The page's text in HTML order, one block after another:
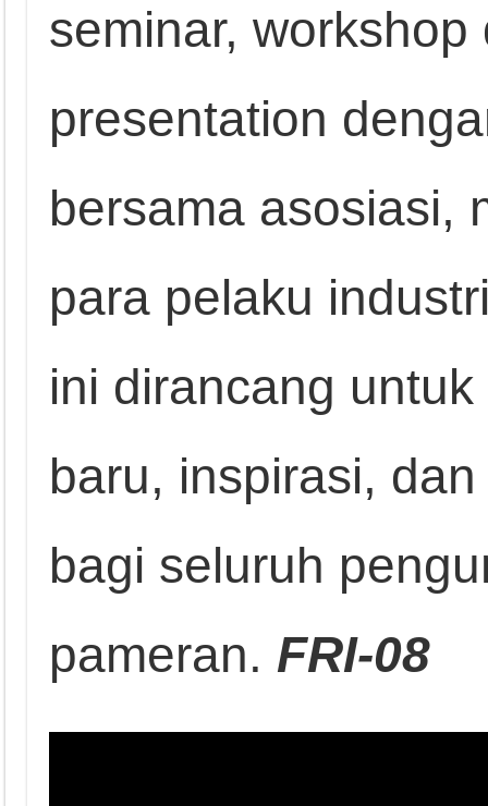
seminar,
presentation
bersama asosiasi,
para pelaku
ini dirancang
baru, inspirasi,
bagi seluruh
pameran. FRI-08